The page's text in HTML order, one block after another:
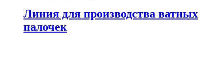
Линия для производства ватных
палочек